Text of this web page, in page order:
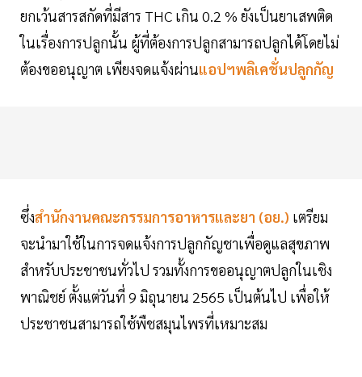
ยกเว้นสารสกัดที่มีสาร THC เกิน 0.2 % ยังเป็นยาเสพติด
ในเรื่องการปลูกนั้น ผู้ที่ต้องการปลูกสามารถปลูกได้โดยไม่
ต้องขออนุญาต เพียงจดแจ้งผ่านแอปฯพลิเคชั่นปลูกกัญ
ซึ่งสำนักงานคณะกรรมการอาหารและยา (อย.) เตรียม
จะนำมาใช้ในการจดแจ้งการปลูกกัญชาเพื่อดูแลสุขภาพ
สำหรับประชาชนทั่วไป รวมทั้งการขออนุญาตปลูกในเชิง
พาณิชย์ ตั้งแต่วันที่ 9 มิถุนายน 2565 เป็นต้นไป เพื่อให้
ประชาชนสามารถใช้พืชสมุนไพรที่เหมาะสม